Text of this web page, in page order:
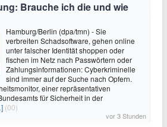
Brauche ich die und wie
Hamburg/Berlin (dpa/tmn) - Sie
verbreiten Schadsoftware, gehen online
unter falscher Identität shoppen oder
fischen im Netz nach Passwörtern oder
Zahlungsinformationen: Cyberkriminelle
sind immer auf der Suche nach Opfern.
einer repräsentativen
für Sicherheit in der
(00)
vor 3 Stunden